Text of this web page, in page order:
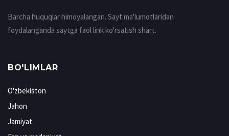
Barcha huquqlar himoyalangan. Sayt ma'lumotlaridan
foydalanganda saytga faol link ko'rsatish shart.
BO'LIMLAR
O'zbekiston
Jahon
Jamiyat